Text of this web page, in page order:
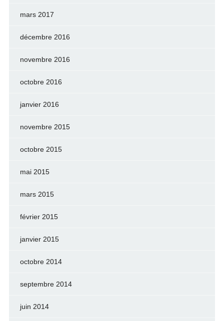
mars 2017
décembre 2016
novembre 2016
octobre 2016
janvier 2016
novembre 2015
octobre 2015
mai 2015
mars 2015
février 2015
janvier 2015
octobre 2014
septembre 2014
juin 2014